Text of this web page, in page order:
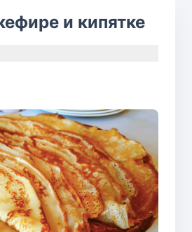
и кипятке